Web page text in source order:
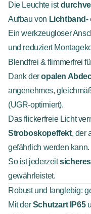
Die Leuchte ist
Aufbau von
Ein werkzeugloser
und reduziert
Blendfrei & flimmerfrei
Dank deropalen
angenehmes,
(UGR-optimiert).
Das flickerfreie Licht
Stroboskopeffekt, der
gefährlich werden kann.
So ist jederzeit
gewährleistet.
Robust und langlebig:
Mit derSchutzart IP65